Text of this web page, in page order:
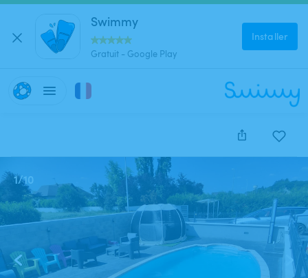
Swimmy
Gratuit - Google Play
Installer
1/10